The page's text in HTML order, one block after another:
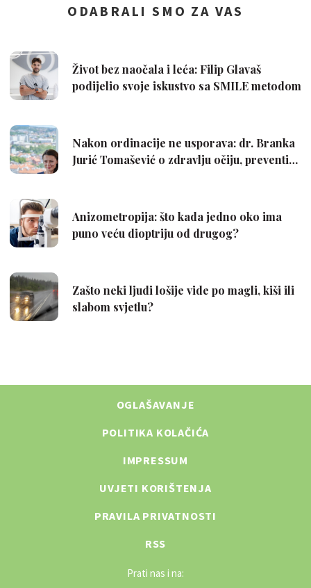
OGLAŠAVANJE
POLITIKA KOLAČIĆA
IMPRESSUM
UVJETI KORIŠTENJA
PRAVILA PRIVATNOSTI
RSS
Prati nas i na: